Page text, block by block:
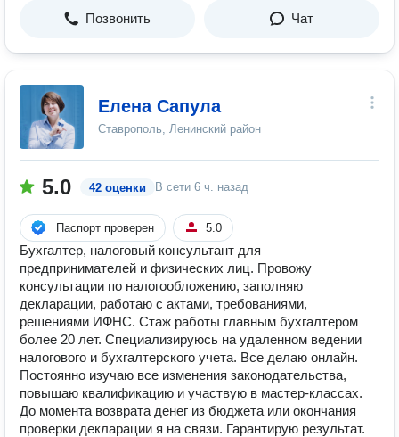
Позвонить Чат
Елена Сапула
Ставрополь, Ленинский район
5.0 42 оценки В сети 6 ч. назад
Паспорт проверен 5.0
Бухгалтер, налоговый консультант для
предпринимателей и физических лиц. Провожу
консультации по налогообложению, заполняю
декларации, работаю с актами, требованиями,
решениями ИФНС. Стаж работы главным бухгалтером
более 20 лет. Специализируюсь на удаленном ведении
налогового и бухгалтерского учета. Все делаю онлайн.
Постоянно изучаю все изменения законодательства,
повышаю квалификацию и участвую в мастер-классах.
До момента возврата денег из бюджета или окончания
проверки декларации я на связи. Гарантирую результат.